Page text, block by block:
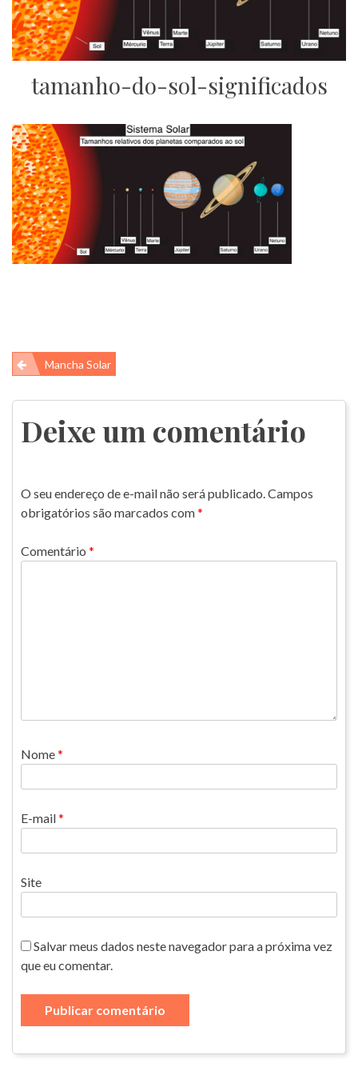
tamanho-do-sol-significados
Navegação
de
Post
Mancha Solar
Deixe um comentário
O seu endereço de e-mail não será publicado.Campos
obrigatórios são marcados com*
Comentário *
Nome*
E-mail*
Site
Salvar meus dados neste navegador para a próxima vez
que eu comentar.